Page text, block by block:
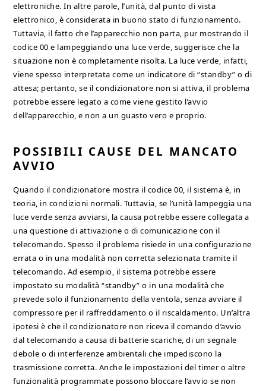
elettroniche. In altre parole, l’unità, dal punto di vista
elettronico, è considerata in buono stato di funzionamento.
Tuttavia, il fatto che l’apparecchio non parta, pur mostrando il
codice 00 e lampeggiando una luce verde, suggerisce che la
situazione non è completamente risolta. La luce verde, infatti,
viene spesso interpretata come un indicatore di “standby” o di
attesa; pertanto, se il condizionatore non si attiva, il problema
potrebbe essere legato a come viene gestito l’avvio
dell’apparecchio, e non a un guasto vero e proprio.
POSSIBILI CAUSE DEL MANCATO
AVVIO
Quando il condizionatore mostra il codice 00, il sistema è, in
teoria, in condizioni normali. Tuttavia, se l’unità lampeggia una
luce verde senza avviarsi, la causa potrebbe essere collegata a
una questione di attivazione o di comunicazione con il
telecomando. Spesso il problema risiede in una configurazione
errata o in una modalità non corretta selezionata tramite il
telecomando. Ad esempio, il sistema potrebbe essere
impostato su modalità “standby” o in una modalità che
prevede solo il funzionamento della ventola, senza avviare il
compressore per il raffreddamento o il riscaldamento. Un’altra
ipotesi è che il condizionatore non riceva il comando d’avvio
dal telecomando a causa di batterie scariche, di un segnale
debole o di interferenze ambientali che impediscono la
trasmissione corretta. Anche le impostazioni del timer o altre
funzionalità programmate possono bloccare l’avvio se non